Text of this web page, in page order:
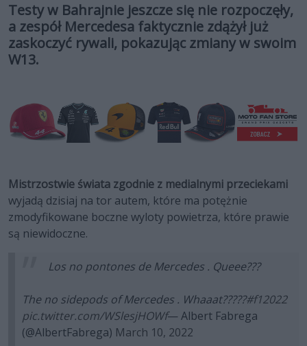
Testy w Bahrajnie jeszcze się nie rozpoczęły,
a zespół Mercedesa faktycznie zdążył już
zaskoczyć rywali, pokazując zmiany w swoim
W13.
Mistrzostwie świata zgodnie z medialnymi przeciekami
wyjadą dzisiaj na tor autem, które ma potężnie
zmodyfikowane boczne wyloty powietrza, które prawie
są niewidoczne.
Los no pontones de Mercedes . Queee???
The no sidepods of Mercedes . Whaaat?????#f12022
pic.twitter.com/WSlesjHOWf— Albert Fabrega
(@AlbertFabrega) March 10, 2022